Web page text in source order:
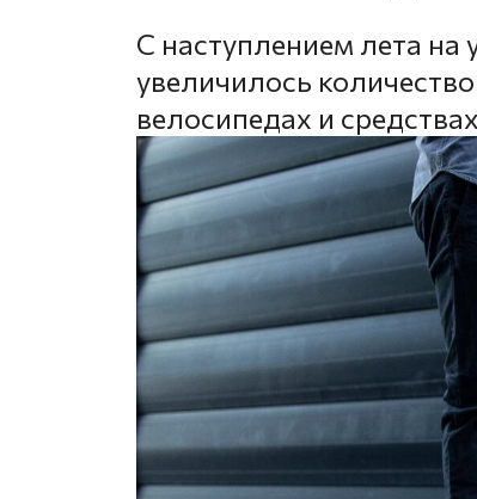
С наступлением лета на
увеличилось
велосипедах и